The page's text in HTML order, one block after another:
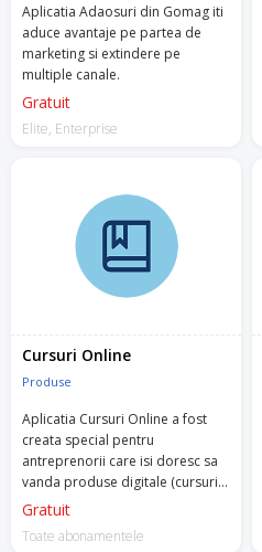
Aplicatia Adaosuri din Gomag iti
aduce avantaje pe partea de
marketing si extindere pe
multiple canale.
Gratuit
Elite, Enterprise
Cursuri Online
Produse
Aplicatia Cursuri Online a fost
creata special pentru
antreprenorii care isi doresc sa
vanda produse digitale (cursuri
video, produse PDF).
Gratuit
Toate abonamentele